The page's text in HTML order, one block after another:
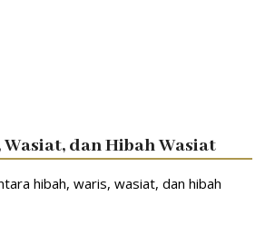
dan Hibah Wasiat
hibah, waris, wasiat, dan hibah